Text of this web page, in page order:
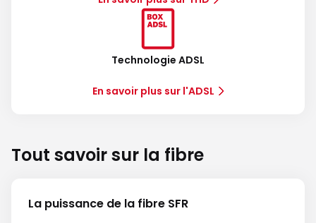
Technologie ADSL
En savoir plus sur l'ADSL
Tout savoir sur la fibre
La puissance de la fibre SFR